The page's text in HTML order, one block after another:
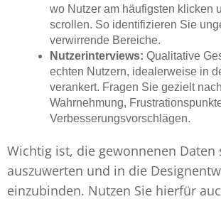
wo Nutzer am häufigsten klicken
scrollen. So identifizieren Sie
verwirrende Bereiche.
Nutzerinterviews: Qualitative
echten Nutzern, idealerweise in
verankert. Fragen Sie gezielt
Wahrnehmung,
Verbesserungsvorschlägen.
Wichtig ist, die gewonnenen Daten
auszuwerten und in die
einzubinden. Nutzen Sie hierfür